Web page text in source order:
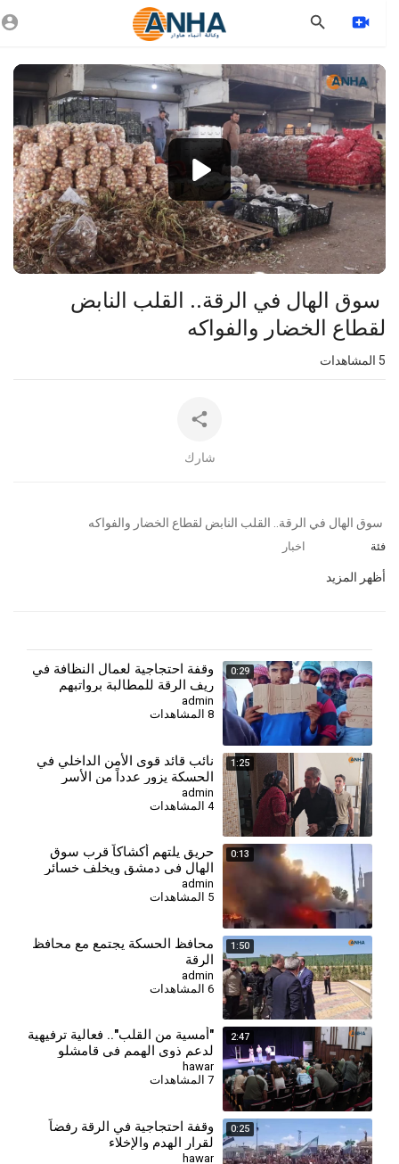
Video
Player
1080p
720p
480p
360p
240p
⁣ سوق الهال في الرقة.. القلب النابض
لقطاع الخضار والفواكه
المشاهدات
شارك
⁣ سوق الهال في الرقة.. القلب النابض لقطاع الخضار والفواكه
فئة اخبار
أظهر المزيد
0:29
وقفة احتجاجية لعمال النظافة في
ريف الرقة للمطالبة برواتبهم
المتأخرة
admin
8 المشاهدات
1:25
⁣نائب قائد قوى الأمن الداخلي في
الحسكة يزور عدداً من الأسر
الكردية في الرقة
admin
4 المشاهدات
0:13
حريق يلتهم أكشاكاً قرب سوق
الهال في دمشق ويخلف خسائر
مادية
admin
1:50
⁣محافظ الحسكة يجتمع مع محافظ
الرقة
admin
6 المشاهدات
2:47
"أمسية من القلب".. فعالية ترفيهية
لدعم ذوي الهمم في قامشلو
hawar
7 المشاهدات
0:25
وقفة احتجاجية في الرقة رفضاً
لقرار الهدم والإخلاء
hawar